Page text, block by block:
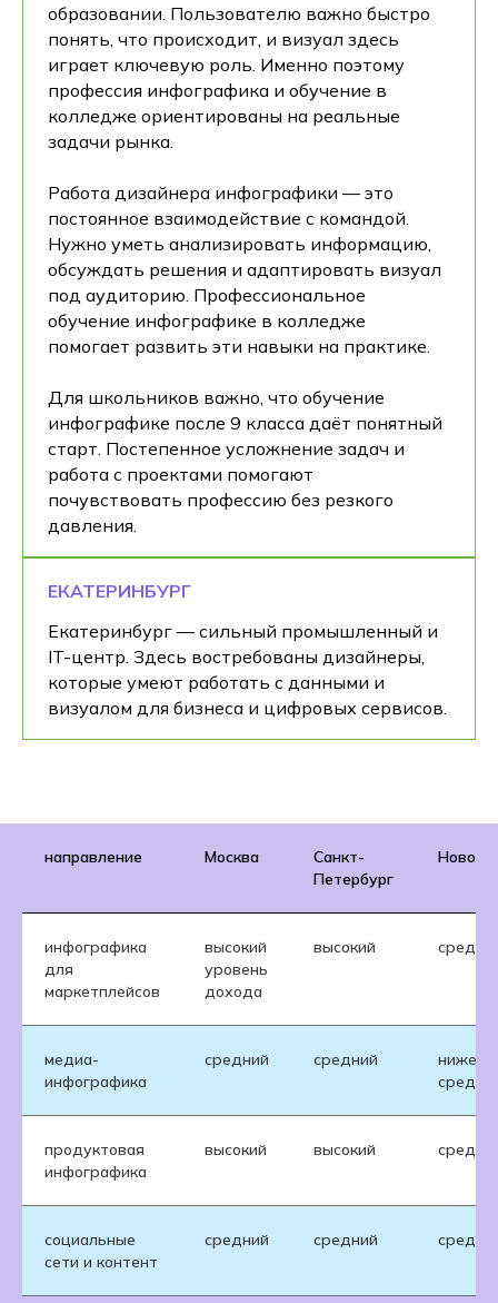
образовании. Пользователю важно быстро
понять, что происходит, и визуал здесь
играет ключевую роль. Именно поэтому
профессия инфографика и обучение в
колледже ориентированы на реальные
задачи рынка.
Работа дизайнера инфографики — это
постоянное взаимодействие с командой.
Нужно уметь анализировать информацию,
обсуждать решения и адаптировать визуал
под аудиторию. Профессиональное
обучение инфографике в колледже
помогает развить эти навыки на практике.
Для школьников важно, что обучение
инфографике после 9 класса даёт понятный
старт. Постепенное усложнение задач и
работа с проектами помогают
почувствовать профессию без резкого
давления.
ЕКАТЕРИНБУРГ
Екатеринбург — сильный промышленный и
IT-центр. Здесь востребованы дизайнеры,
которые умеют работать с данными и
визуалом для бизнеса и цифровых сервисов.
направление Москва
Санкт-
Петербург
инфографика
для
маркетплейсов
высокий
уровень
дохода
высокий
медиа-
инфографика
средний средний
ниже
продуктовая
инфографика
высокий высокий
социальные
сети и контент
средний средний